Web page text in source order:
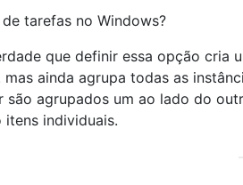
tarefas no Windows?
que definir essa opção cria
ainda agrupa todas as
são agrupados um ao lado do
individuais.